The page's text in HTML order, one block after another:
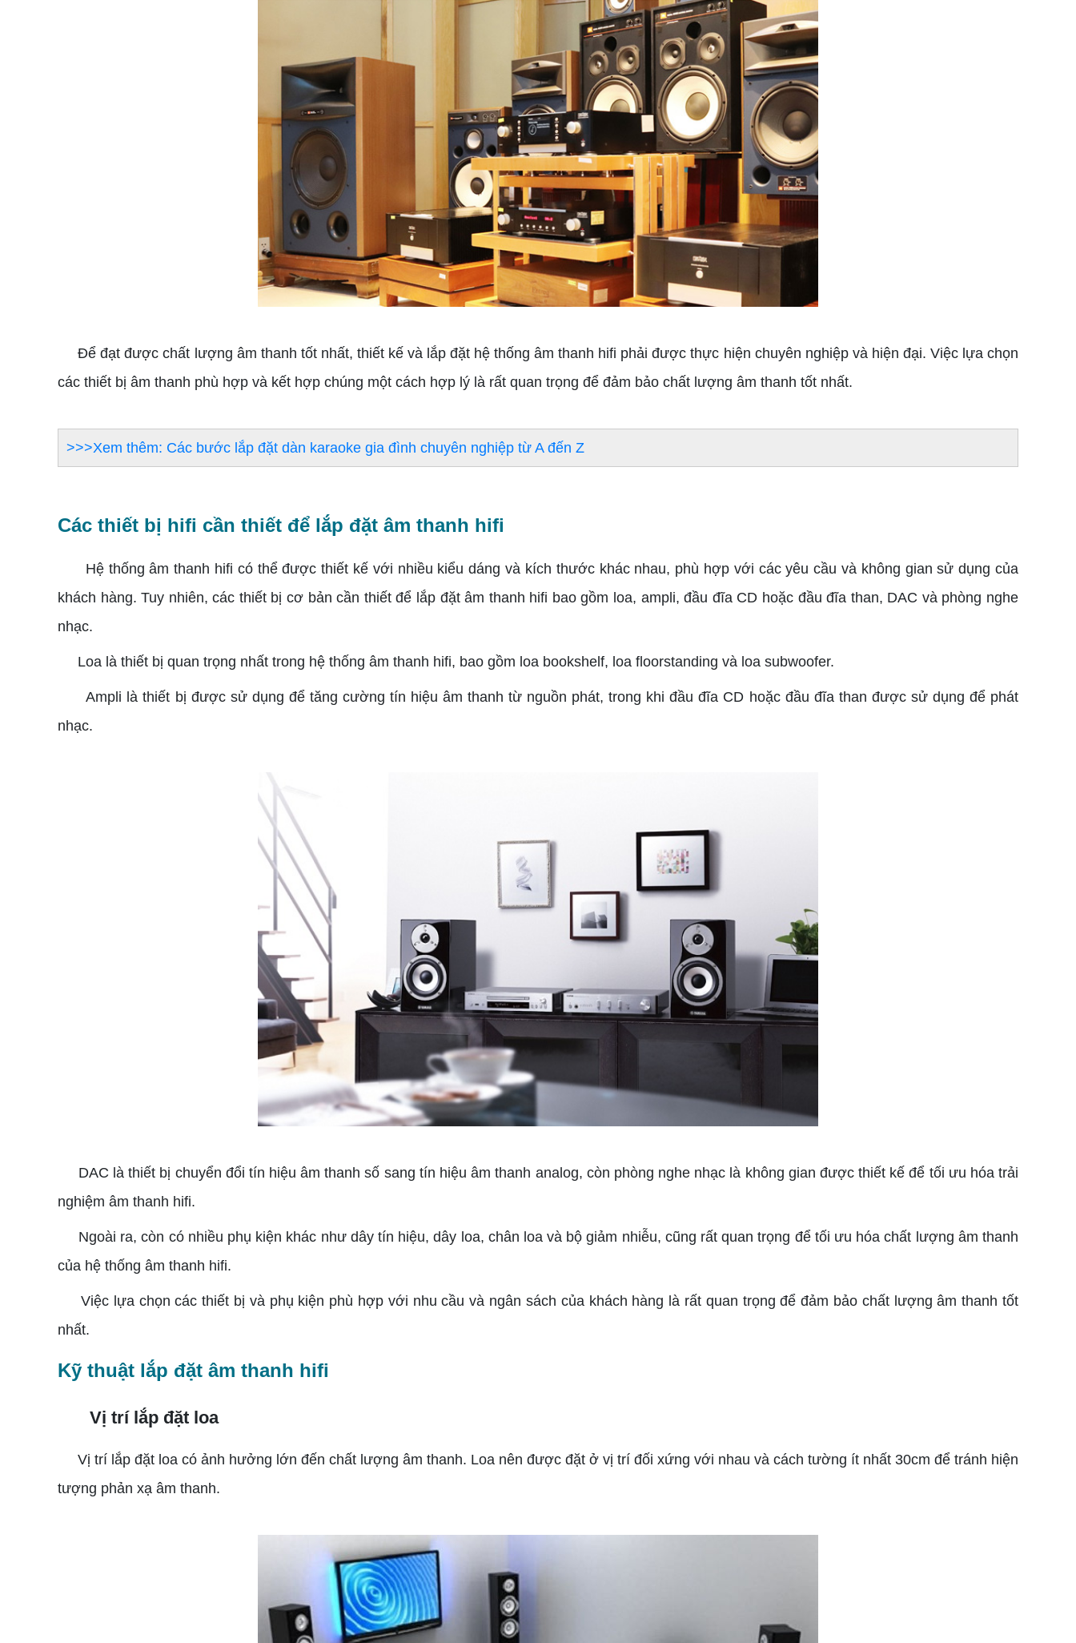
Để đạt được chất lượng âm thanh tốt nhất, thiết kế và lắp đặt hệ thống âm thanh hifi phải được thực hiện chuyên nghiệp và hiện đại. Việc lựa chọn
các thiết bị âm thanh phù hợp và kết hợp chúng một cách hợp lý là rất quan trọng để đảm bảo chất lượng âm thanh tốt nhất.
>>>Xem thêm: Các bước lắp đặt dàn karaoke gia đình chuyên nghiệp từ A đến Z
Các thiết bị hifi cần thiết để lắp đặt âm thanh hifi
Hệ thống âm thanh hifi có thể được thiết kế với nhiều kiểu dáng và kích thước khác nhau, phù hợp với các yêu cầu và không gian sử dụng của
khách hàng. Tuy nhiên, các thiết bị cơ bản cần thiết để lắp đặt âm thanh hifi bao gồm loa, ampli, đầu đĩa CD hoặc đầu đĩa than, DAC và phòng nghe
nhạc.
Loa là thiết bị quan trọng nhất trong hệ thống âm thanh hifi, bao gồm loa bookshelf, loa floorstanding và loa subwoofer.
Ampli là thiết bị được sử dụng để tăng cường tín hiệu âm thanh từ nguồn phát, trong khi đầu đĩa CD hoặc đầu đĩa than được sử dụng để phát
nhạc.
DAC là thiết bị chuyển đổi tín hiệu âm thanh số sang tín hiệu âm thanh analog, còn phòng nghe nhạc là không gian được thiết kế để tối ưu hóa trải
nghiệm âm thanh hifi.
Ngoài ra, còn có nhiều phụ kiện khác như dây tín hiệu, dây loa, chân loa và bộ giảm nhiễu, cũng rất quan trọng để tối ưu hóa chất lượng âm thanh
của hệ thống âm thanh hifi.
Việc lựa chọn các thiết bị và phụ kiện phù hợp với nhu cầu và ngân sách của khách hàng là rất quan trọng để đảm bảo chất lượng âm thanh tốt
nhất.
Kỹ thuật lắp đặt âm thanh hifi
Vị trí lắp đặt loa
Vị trí lắp đặt loa có ảnh hưởng lớn đến chất lượng âm thanh. Loa nên được đặt ở vị trí đối xứng với nhau và cách tường ít nhất 30cm để tránh hiện
tượng phản xạ âm thanh.